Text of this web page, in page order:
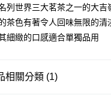
送方式
款後全家取貨
款後7-11取貨
列世界三大茗茶之一的大
茶色有著令人回味無限的
細緻的口感適合單獨品用
相關分類 (1)